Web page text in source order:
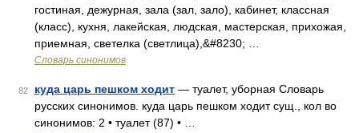
гостиная, дежурная, зала (зал, зало), кабинет, классная
(класс), кухня, лакейская, людская, мастерская, прихожая,
приемная, светелка (светлица),&#8230; …
Словарь синонимов
82 куда царь пешком ходит — туалет, уборная Словарь
русских синонимов. куда царь пешком ходит сущ., кол во
синонимов: 2 • туалет (87) • …